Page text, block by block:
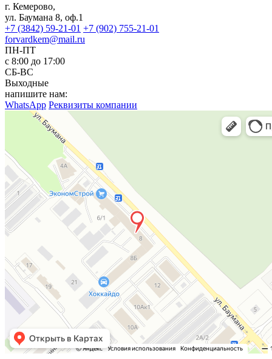
г. Кемерово,
ул. Баумана 8, оф.1
+7 (3842) 59-21-01 +7 (902) 755-21-01
forvardkem@mail.ru
ПН-ПТ
с 8:00 до 17:00
СБ-ВС
Выходные
напишите нам:
WhatsApp Реквизиты компании